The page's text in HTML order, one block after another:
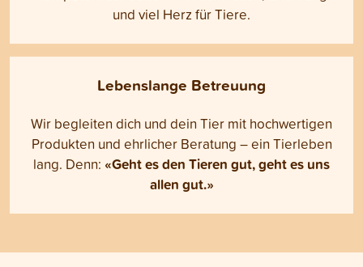
und viel Herz für Tiere.
Lebenslange Betreuung
Wir begleiten dich und dein Tier mit hochwertigen
Produkten und ehrlicher Beratung – ein Tierleben
lang. Denn: «Geht es den Tieren gut, geht es uns
allen gut.»